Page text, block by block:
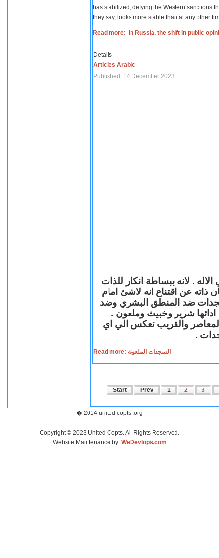
has stabilized, defying the Western sanctions
they say, looks more stable than at any other
Read more: In Russia, the shift in public
Details
Articles Arabic
Published: 14 December 2023
. لانه ببساطة انكار للذات
ذاته عن اقتناع انه لاشئ امام
ضد المنطق البشري وضد
ادائها شرير وخبيث وملعون .
المعاصر والقريب تعكس الي اي
.
Read more: السجدات الملعونة
Start Prev 1 2 3
� 2014 united copts .org
Copyright © 2023 United Copts. All Rights Reserved.
Website Maintenance by: WeDevlops.com